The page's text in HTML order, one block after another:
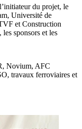
du projet, le
Université de
et Construction
sponsors et les
Novium, AFC
travaux ferroviaires et